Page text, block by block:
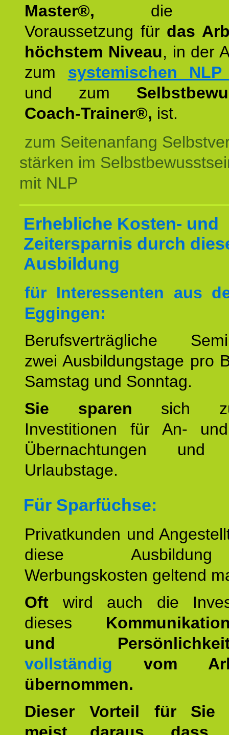
Master®, die
Voraussetzung für das
höchstem Niveau, in der
zum systemischen
und zum
Coach-Trainer®, ist.
zum Seitenanfang
stärken im
mit NLP
Erhebliche Kosten- und
Zeitersparnis durch
Ausbildung
für Interessenten aus
Eggingen:
Berufsverträgliche
zwei Ausbildungstage pro
Samstag und Sonntag.
Sie sparen sich
Investitionen für An-
Übernachtungen und
Urlaubstage.
Für Sparfüchse:
Privatkunden und
diese
Werbungskosten geltend
Oft wird auch die
dieses
und
vollständig vom
übernommen.
Dieser Vorteil für Sie